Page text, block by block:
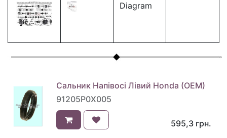
Diagram
Сальник Напівосі Лівий Honda (OEM)
91205P0X005
595,3 грн.